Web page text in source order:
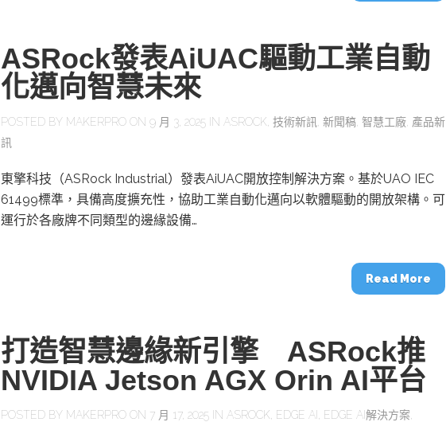
ASRock發表AiUAC驅動工業自動
化邁向智慧未來
POSTED BY MAKERPRO ON 9 月 3, 2025 IN ASROCK 技術新訊 新聞稿 智慧工廠 產品新
訊
東擎科技（ASRock Industrial）發表AiUAC開放控制解決方案。基於UAO IEC
61499標準，具備高度擴充性，協助工業自動化邁向以軟體驅動的開放架構。可
運行於各廠牌不同類型的邊緣設備…
Read More
打造智慧邊緣新引擎 ASRock推
NVIDIA Jetson AGX Orin AI平台
POSTED BY MAKERPRO ON 7 月 17, 2025 IN ASROCK EDGE AI EDGE AI解決方案